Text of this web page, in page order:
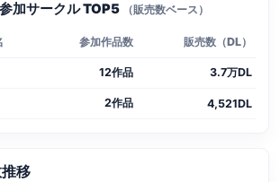
加サークル TOP5 （販売数ベース）
参加作品数 販売数（DL）
12作品 3.7万DL
2作品 4,521DL
移